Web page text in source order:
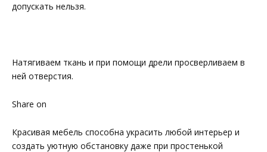
допускать нельзя.
Натягиваем ткань и при помощи дрели просверливаем в
ней отверстия.
Share on
Красивая мебель способна украсить любой интерьер и
создать уютную обстановку даже при простенькой